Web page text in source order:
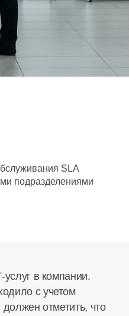
SLA
подразделениями
в компании.
с учетом
отметить, что